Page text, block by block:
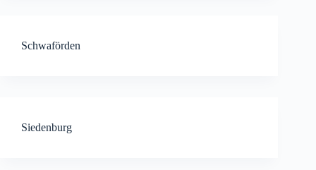
Schwaförden
Siedenburg